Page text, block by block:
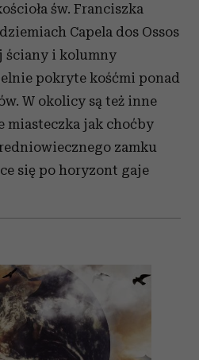
św. Franciszka
Capela dos Ossos
ściany i kolumny
pokryte kośćmi ponad
W okolicy są też inne
miasteczka jak choćby
zamku
się po horyzont gaje